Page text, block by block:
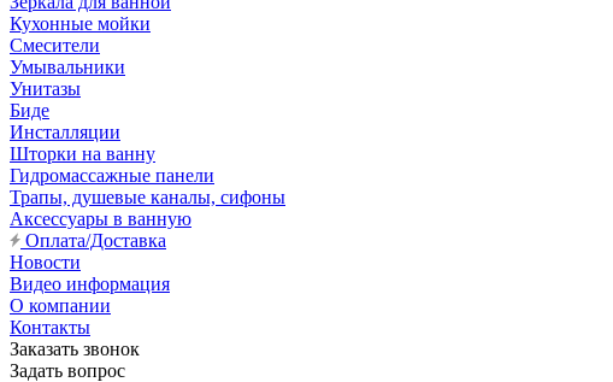
Кухонные мойки
Смесители
Умывальники
Унитазы
Биде
Инсталляции
Шторки на ванну
Гидромассажные панели
Трапы, душевые каналы, сифоны
Аксессуары в ванную
Оплата/Доставка
Новости
Видео информация
О компании
Контакты
Заказать звонок
Задать вопрос